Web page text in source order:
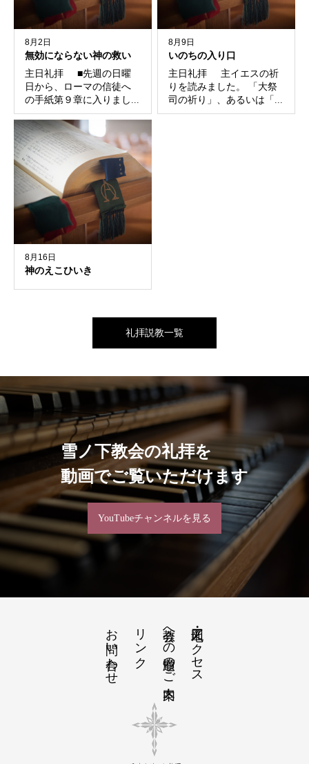
8月2日
無効にならない神の救い
主日礼拝 ■先週の日曜
日から、ローマの信徒へ
の手紙第９章に入りまし...
8月9日
いのちの入り口
主日礼拝 主イエスの祈
りを読みました。 「大祭
司の祈り」、あるいは「...
8月16日
神のえこひいき
礼拝説教一覧
雪ノ下教会の礼拝を
動画でご覧いただけます
YouTubeチャンネルを見る
地図・アクセス
教会への道順のご案内
リンク
お問い合わせ